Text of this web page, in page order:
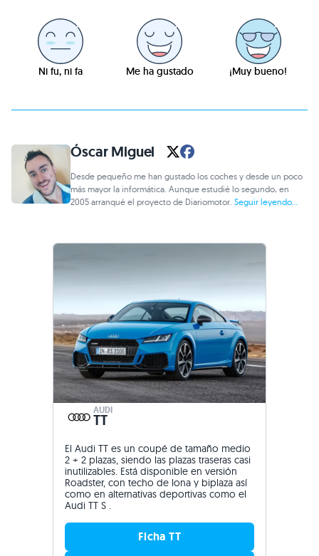
Ni fu, ni fa Me ha gustado ¡Muy bueno!
Óscar Miguel
Desde pequeño me han gustado los coches y desde un poco
más mayor la informática. Aunque estudié lo segundo, en
2005 arranqué el proyecto de Diariomotor.Seguir leyendo...
AUDI
TT
El Audi TT es un coupé de tamaño medio
2 + 2 plazas, siendo las plazas traseras casi
inutilizables. Está disponible en versión
Roadster, con techo de lona y biplaza así
como en alternativas deportivas como el
Audi TT S .
Ficha TT